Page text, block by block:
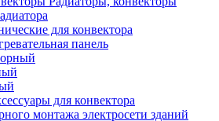
для конвектора
панель
для конвектора